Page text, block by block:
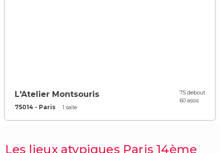
L'Atelier Montsouris
75014 - Paris 1 salle
75 debout
60 assis
Les lieux atypiques Paris 14ème